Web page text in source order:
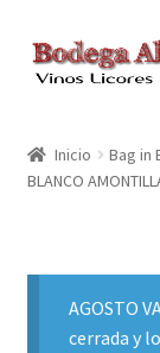
Ir
Ir
al
VINO
ACEITE
Inicio Bag in
BLANCO
AGOSTO
cerrada y